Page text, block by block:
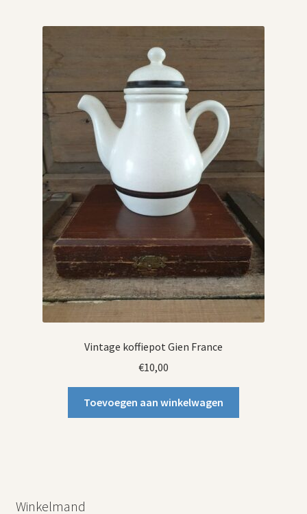
Vintage koffiepot Gien France
€10,00
Toevoegen aan winkelwagen
Winkelmand